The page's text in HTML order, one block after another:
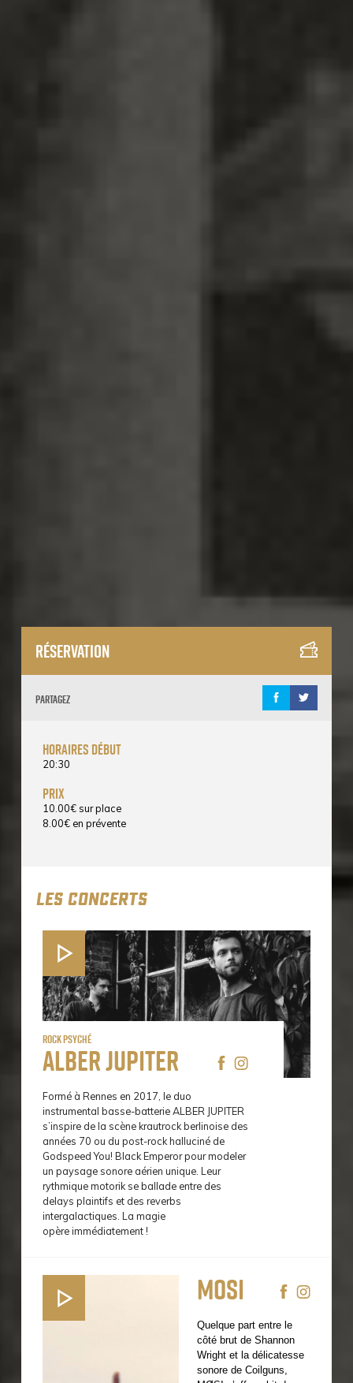
Réservation
Partagez
horaires début
20:30
prix
10.00€ sur place
8.00€ en prévente
LES CONCERTS
Rock Psyché
Alber Jupiter
Formé à Rennes en 2017, le duo
instrumental basse-batterie ALBER JUPITER
s’inspire de la scène krautrock berlinoise des
années 70 ou du post-rock halluciné de
Godspeed You! Black Emperor pour modeler
un paysage sonore aérien unique. Leur
rythmique motorik se ballade entre des
delays plaintifs et des reverbs
intergalactiques. La magie
opère immédiatement !
Mosi
Quelque part entre le
côté brut de Shannon
Wright et la délicatesse
sonore de Coilguns,